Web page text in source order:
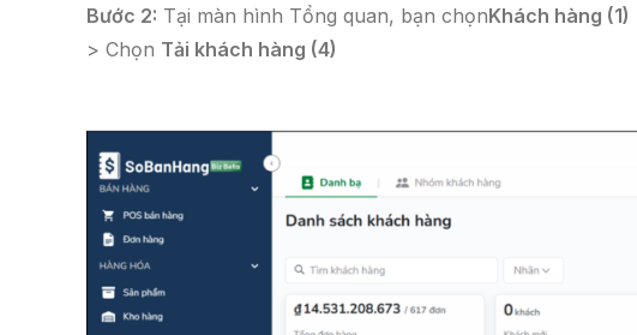
Bước 2: Tại màn hình Tổng quan, bạn chọnKhách hàng (1)
> Chọn Tải khách hàng (4)